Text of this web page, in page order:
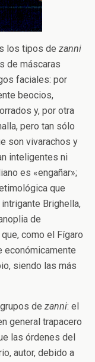
los tipos de zanni
de máscaras
faciales: por
beocios,
y, por otra
pero tan sólo
son vivarachos y
inteligentes ni
es «engañar»;
que
Brighella,
de
como el Fígaro
económicamente
siendo las más
de zanni: el
general trapacero
las órdenes del
autor, debido a